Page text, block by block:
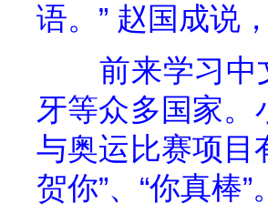
语。” 赵国成说
前来学习中
牙等众多国家。
与奥运比赛项目
贺你”、“你真棒”。